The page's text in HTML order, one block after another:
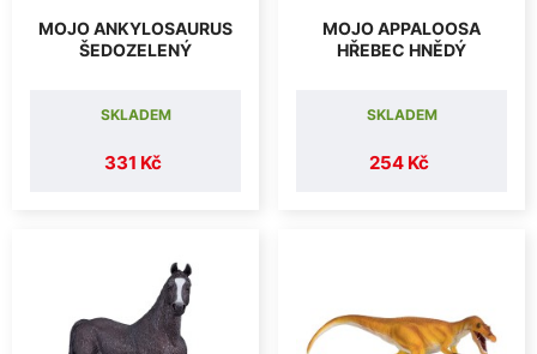
MOJO ANKYLOSAURUS
ŠEDOZELENÝ
331 Kč
SKLADEM
MOJO APPALOOSA
HŘEBEC HNĚDÝ
254 Kč
SKLADEM